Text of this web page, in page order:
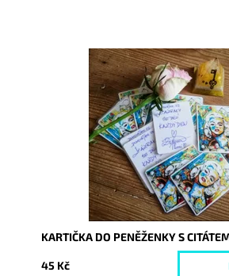
Dostupnost:
Vyprodáno
3228
KARTIČKA DO PENĚŽENKY S
45 Kč